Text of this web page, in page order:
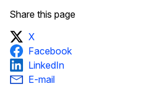
Share this page
X
Facebook
LinkedIn
E-mail